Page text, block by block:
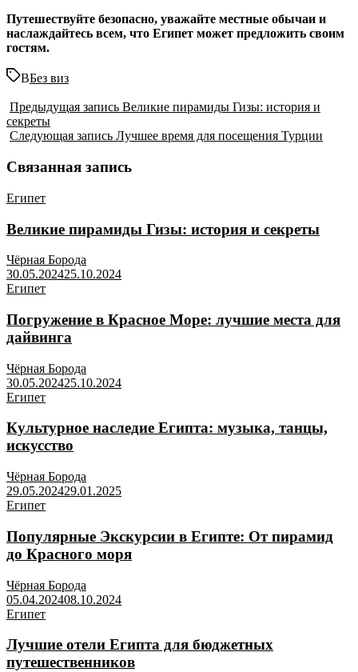
Путешествуйте безопасно, уважайте местные обычаи и
наслаждайтесь всем, что Египет может предложить своим
гостям.
ВБез виз
Предыдущая запись Великие пирамиды Гизы: история и
секреты
Следующая запись Лучшее время для посещения Турции
Связанная запись
Египет
Великие пирамиды Гизы: история и секреты
Чёрная Борода
30.05.202425.10.2024
Египет
Погружение в Красное Море: лучшие места для
дайвинга
Чёрная Борода
30.05.202425.10.2024
Египет
Культурное наследие Египта: музыка, танцы,
искусство
Чёрная Борода
29.05.202429.01.2025
Египет
Популярные Экскурсии в Египте: От пирамид
до Красного моря
Чёрная Борода
05.04.202408.10.2024
Египет
Лучшие отели Египта для бюджетных
путешественников